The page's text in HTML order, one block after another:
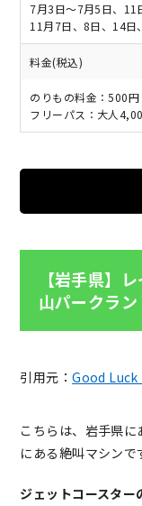
7月3日～7月5日、11
11月7日、8日、14日
料金(税込)
のりもの料金：500円
フリーパス：大人
【岩手県】
山パークラ
引用元：Good Luck
こちらは、岩手県
にある絶叫マシンで
ジェットコースター